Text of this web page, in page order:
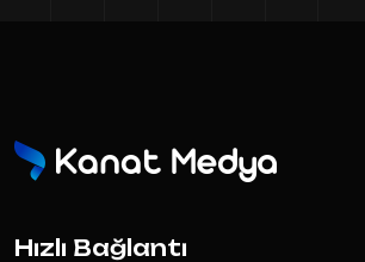
Hızlı Bağlantı